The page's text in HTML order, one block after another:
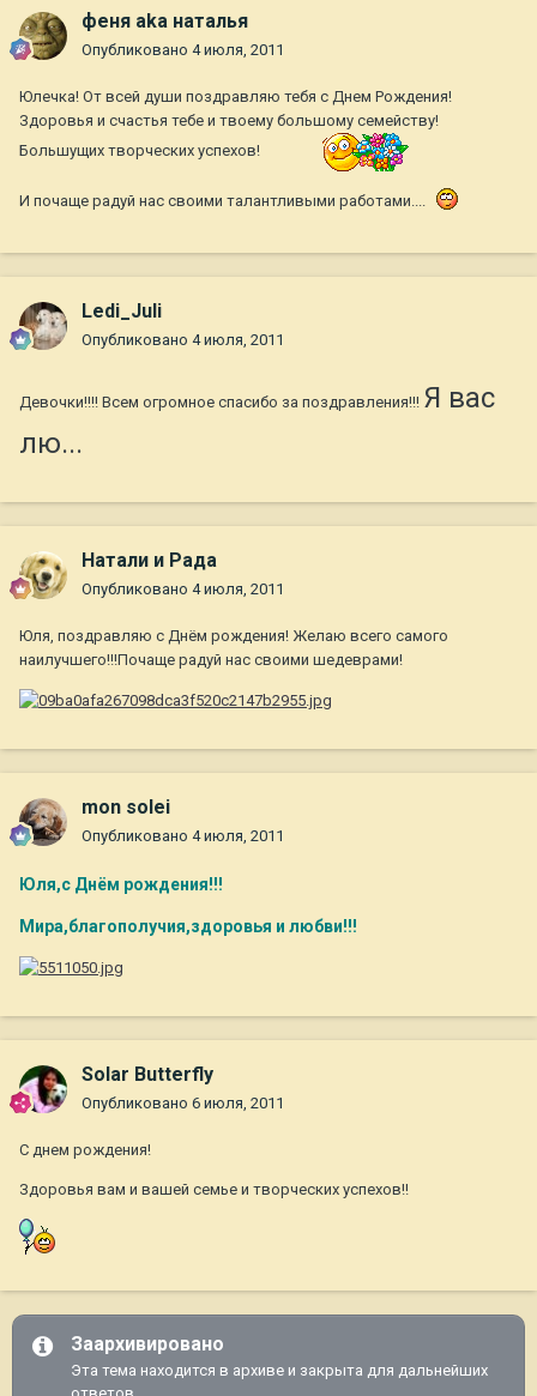
феня aka наталья
Опубликовано 4 июля, 2011
Юлечка! От всей души поздравляю тебя с Днем Рождения!
Здоровья и счастья тебе и твоему большому семейству!
Большущих творческих успехов!
И почаще радуй нас своими талантливыми работами....
Ledi_Juli
Опубликовано 4 июля, 2011
Девочки!!!! Всем огромное спасибо за поздравления!!! Я вас
лю...
Натали и Рада
Опубликовано 4 июля, 2011
Юля, поздравляю с Днём рождения! Желаю всего самого
наилучшего!!!Почаще радуй нас своими шедеврами!
mon solei
Опубликовано 4 июля, 2011
Юля,с Днём рождения!!!
Мира,благополучия,здоровья и любви!!!
Solar Butterfly
Опубликовано 6 июля, 2011
С днем рождения!
Здоровья вам и вашей семье и творческих успехов!!
Заархивировано
Эта тема находится в архиве и закрыта для дальнейших